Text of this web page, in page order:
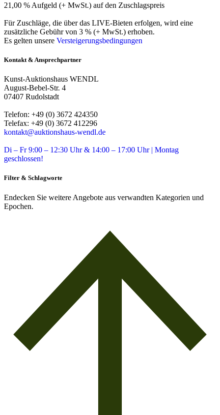
21,00 % Aufgeld (+ MwSt.) auf den Zuschlagspreis
Für Zuschläge, die über das LIVE-Bieten erfolgen, wird eine
zusätzliche Gebühr von 3 % (+ MwSt.) erhoben.
Es gelten unsere Versteigerungsbedingungen
Kontakt & Ansprechpartner
Kunst-Auktionshaus WENDL
August-Bebel-Str. 4
07407 Rudolstadt
Telefon: +49 (0) 3672 424350
Telefax: +49 (0) 3672 412296
kontakt@auktionshaus-wendl.de
Di – Fr 9:00 – 12:30 Uhr & 14:00 – 17:00 Uhr | Montag
geschlossen!
Filter & Schlagworte
Endecken Sie weitere Angebote aus verwandten Kategorien und
Epochen.